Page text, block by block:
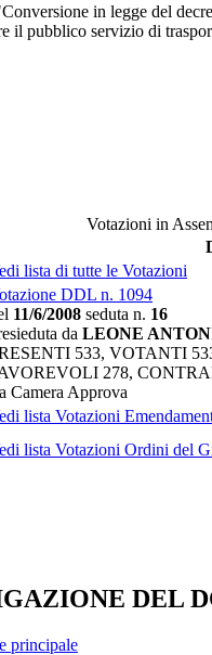
in legge del
il pubblico servizio di
Votazioni in
lista di tutte le Votazioni
DDL n. 1094
11/6/2008 seduta n. 16
da LEONE
533, VOTANTI
278,
Camera Approva
lista Votazioni
lista Votazioni Ordini del
DEL
principale